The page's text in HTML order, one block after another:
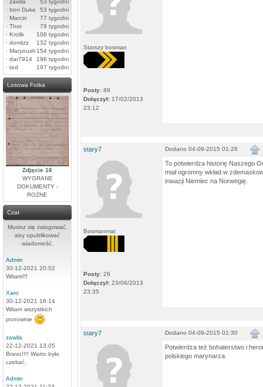
· zawila
53 tygodni
· Iron Duke
53 tygodni
· Marcin
77 tygodni
· Thor
79 tygodni
· Krolik
106 tygodni
· donitzz
132 tygodni
· Maryoush 154 tygodni
· dar7914
196 tygodni
· ted 197 tygodni
Losowa Fotka
Zdjęcie 16
WYGRANE
DOKUMENTY -
ROŻNE
Czat
Musisz się zalogować,
aby opublikować
wiadomość.
Admin
30-12-2021 20:52
Witam!!!
Xaro
30-12-2021 18:14
Witam wszystkich
ponownie
zawila
22-12-2021 13:05
Bravo!!!! Warto było
czekać.
Admin
Starszy bosman
Posty: 89
Dołączył: 17/02/2013
23:12
stary7 Dodano 04-09-2015 01:26
Bosmanmat
Posty: 26
Dołączył: 23/06/2013
23:35
To potwierdza historię Naszego
miał ogromny wkład w
inwazji Niemiec na Norwegię.
stary7 Dodano 04-09-2015 01:30
Potwierdza też bohaterstwo i
polskiego marynarza.